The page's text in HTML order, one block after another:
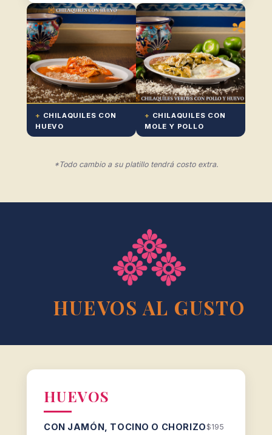
+ CHILAQUILES CON
HUEVO
+ CHILAQUILES CON
MOLE Y POLLO
*Todo cambio a su platillo tendrá costo extra.
HUEVOS AL GUSTO
HUEVOS
CON JAMÓN, TOCINO O CHORIZO $195